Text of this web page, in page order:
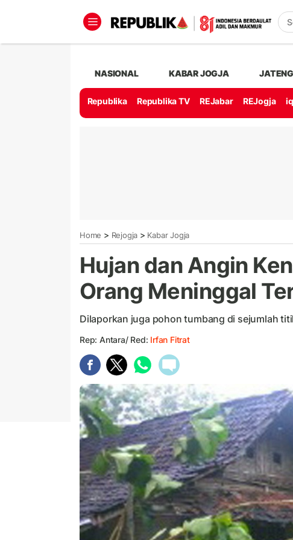
NASIONAL KABAR JOGJA JATENG
Republika Republika TV REJabar REJogja
Home > Rejogja > Kabar Jogja
Hujan dan Angin
Orang Meninggal
Dilaporkan juga pohon tumbang di sejumlah
Rep: Antara/ Red: Irfan Fitrat